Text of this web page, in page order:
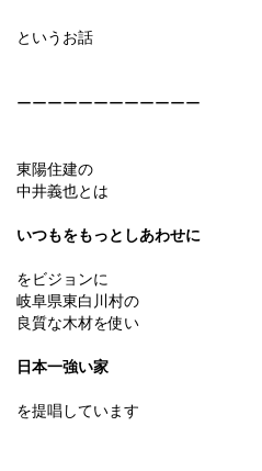
というお話
ーーーーーーーーーーーー
東陽住建の
中井義也とは
いつもをもっとしあわせに
をビジョンに
岐阜県東白川村の
良質な木材を使い
日本一強い家
を提唱しています